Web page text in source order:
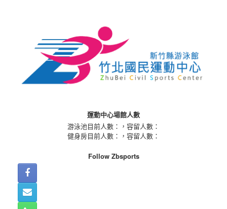
運動中心場館人數
游泳池目前人數：
，容留人數：
健身房目前人數：
，容留人數：
Follow Zbsports